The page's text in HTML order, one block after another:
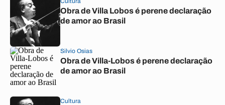
Obra de Villa Lobos é perene declaração
de amor ao Brasil
Silvio Osias
Obra de Villa-Lobos é perene declaração
de amor ao Brasil
Cultura